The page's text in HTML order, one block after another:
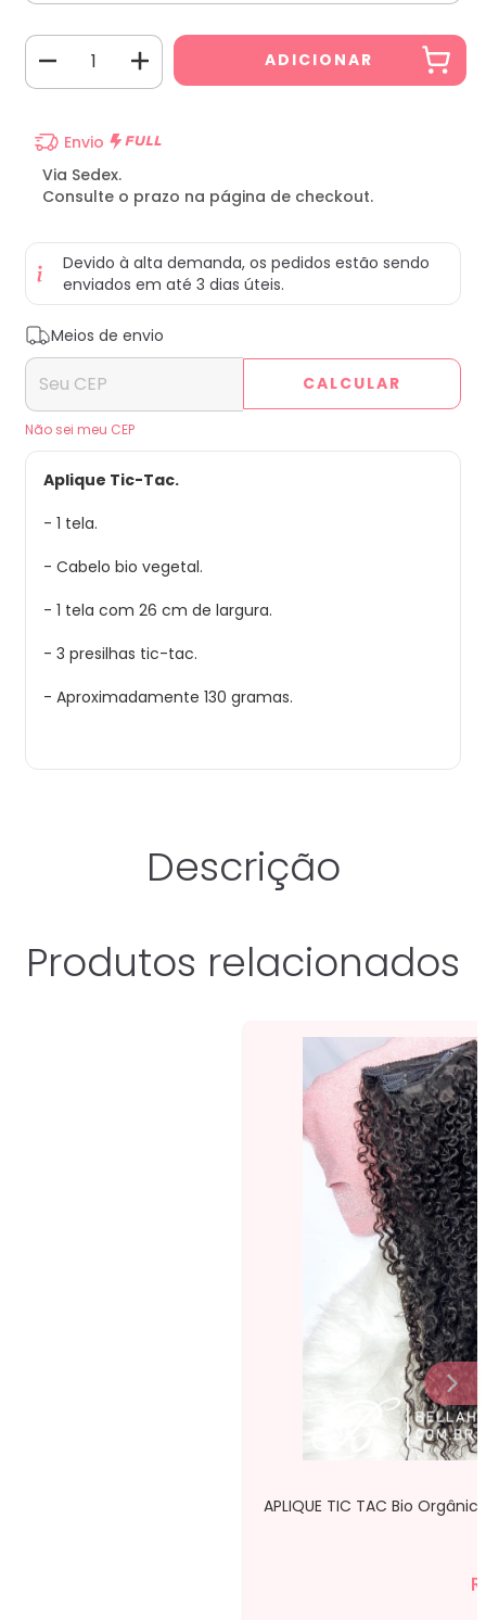
Envio
Via Sedex.
Consulte o prazo na página de checkout.
Devido à alta demanda, os pedidos estão sendo
enviados em até 3 dias úteis.
Entregas para o CEP:
Meios de envio
CALCULAR
Não sei meu CEP
Aplique Tic-Tac.
- 1 tela.
- Cabelo bio vegetal.
- 1 tela com 26 cm de largura.
- 3 presilhas tic-tac.
- Aproximadamente 130 gramas.
Descrição
Produtos relacionados
APLIQUE TIC TAC Bio